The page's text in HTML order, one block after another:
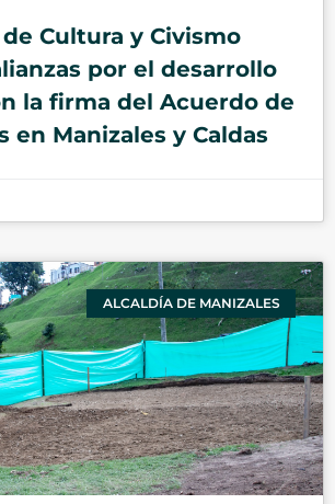
Cultura y Civismo
por el desarrollo
la firma del Acuerdo de
en Manizales y Caldas
ALCALDÍA DE MANIZALES